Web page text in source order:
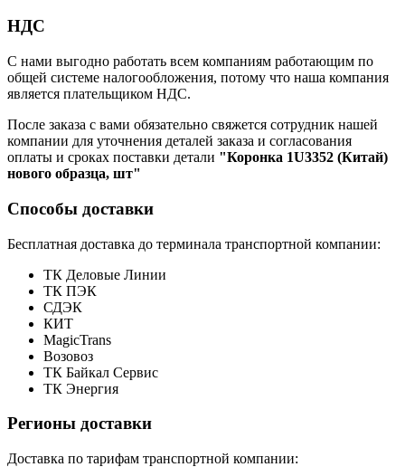
НДС
С нами выгодно работать всем компаниям работающим по
общей системе налогообложения, потому что наша компания
является плательщиком НДС.
После заказа с вами обязательно свяжется сотрудник нашей
компании для уточнения деталей заказа и согласования
оплаты и сроках поставки детали "Коронка 1U3352 (Китай)
нового образца, шт"
Способы доставки
Бесплатная доставка до терминала транспортной компании:
ТК Деловые Линии
ТК ПЭК
СДЭК
КИТ
MagicTrans
Возовоз
ТК Байкал Сервис
ТК Энергия
Регионы доставки
Доставка по тарифам транспортной компании: